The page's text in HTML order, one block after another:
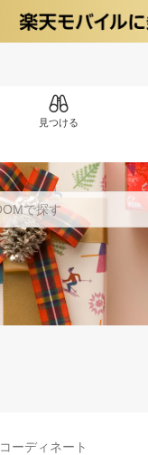
見つける
コーディネート